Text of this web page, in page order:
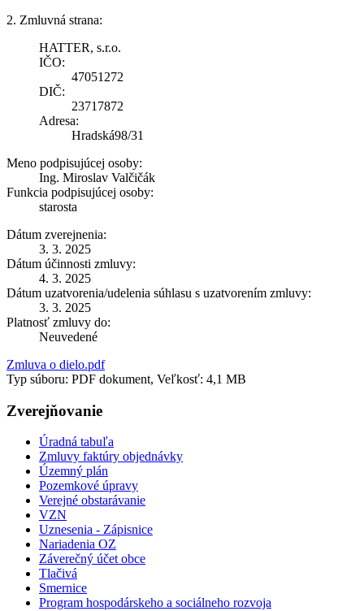
2. Zmluvná strana:
HATTER, s.r.o.
IČO:
47051272
DIČ:
23717872
Adresa:
Hradská98/31
Meno podpisujúcej osoby:
Ing. Miroslav Valčičák
Funkcia podpisujúcej osoby:
starosta
Dátum zverejnenia:
3. 3. 2025
Dátum účinnosti zmluvy:
4. 3. 2025
Dátum uzatvorenia/udelenia súhlasu s uzatvorením zmluvy:
3. 3. 2025
Platnosť zmluvy do:
Neuvedené
Zmluva o dielo.pdf
Typ súboru: PDF dokument, Veľkosť: 4,1 MB
Zverejňovanie
Úradná tabuľa
Zmluvy faktúry objednávky
Územný plán
Pozemkové úpravy
Verejné obstarávanie
VZN
Uznesenia - Zápisnice
Nariadenia OZ
Záverečný účet obce
Tlačivá
Smernice
Program hospodárskeho a sociálneho rozvoja